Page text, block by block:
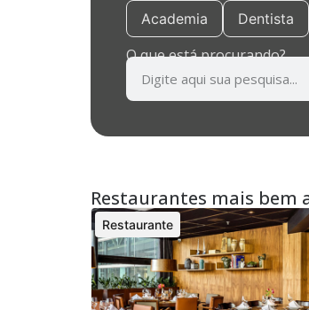
Academia Dentista
O que está procurando?
Restaurantes mais bem
Restaurante